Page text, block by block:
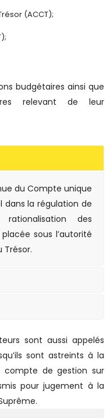
(ACCT);
budgétaires ainsi que
relevant de leur
du Compte unique
dans la régulation de
des
sous l’autorité
Trésor.
sont aussi appelés
sont astreints à la
compte de gestion sur
pour jugement à la